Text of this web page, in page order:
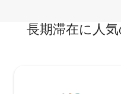
長期滞在に人